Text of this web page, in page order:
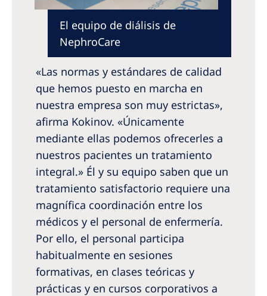
El equipo de diálisis de
NephroCare
«Las normas y estándares de calidad
que hemos puesto en marcha en
nuestra empresa son muy estrictas»,
afirma Kokinov. «Únicamente
mediante ellas podemos ofrecerles a
nuestros pacientes un tratamiento
integral.» Él y su equipo saben que un
tratamiento satisfactorio requiere una
magnífica coordinación entre los
médicos y el personal de enfermería.
Por ello, el personal participa
habitualmente en sesiones
formativas, en clases teóricas y
prácticas y en cursos corporativos a